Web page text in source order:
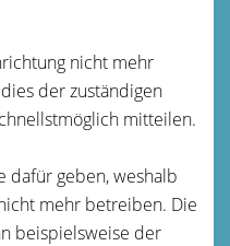
nicht mehr
der zuständigen
mitteilen.
dafür geben, weshalb
mehr betreiben. Die
beispielsweise der